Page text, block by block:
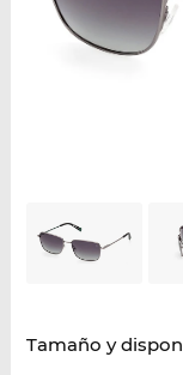
Tamaño y